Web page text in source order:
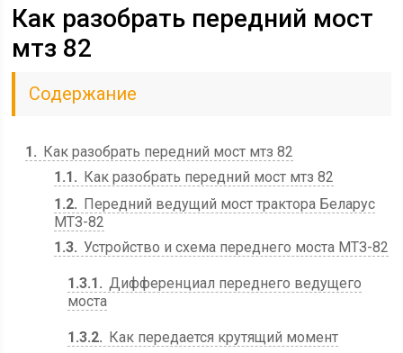
Как разобрать передний мост
мтз 82
Содержание
1
Как разобрать передний мост мтз 82
1.1
Как разобрать передний мост мтз 82
1.2
Передний ведущий мост трактора Беларус
МТЗ-82
1.3 Устройство и схема переднего моста МТЗ-82
1.3.1
Дифференциал переднего ведущего
моста
1.3.2 Как передается крутящий момент